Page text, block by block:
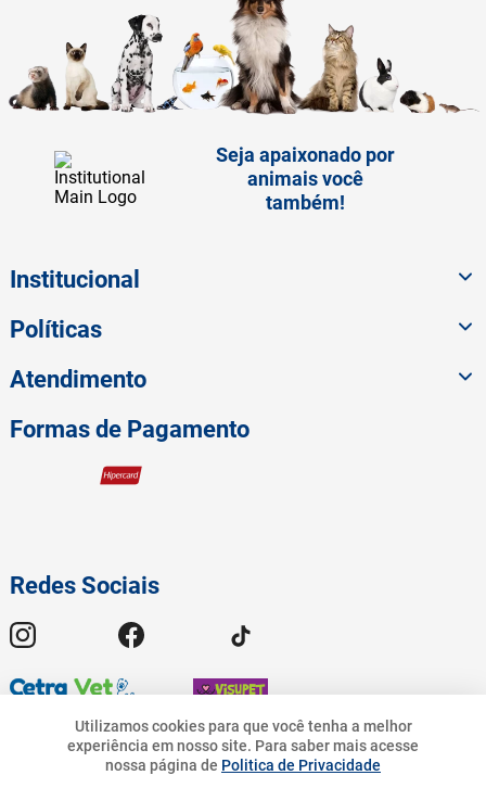
Utilizamos cookies para que você tenha a melhor
experiência em nosso site. Para saber mais acesse
nossa página de Politica de Privacidade
R$ 35,90
Seja apaixonado por
animais você
também!
Institucional
Políticas
Atendimento
Redes Sociais
Formas de Pagamento
© 2023 American Pet - Todos os Direitos Reservados | Pet.Bandeirantes